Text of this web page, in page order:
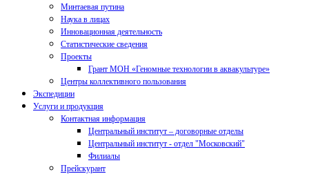
Минтаевая путина
Наука в лицах
Инновационная деятельность
Статистические сведения
Проекты
Грант МОН «Геномные технологии в аквакультуре»
Центры коллективного пользования
Экспедиции
Услуги и продукция
Контактная информация
Центральный институт – договорные отделы
Центральный институт - отдел "Московский"
Филиалы
Прейскурант